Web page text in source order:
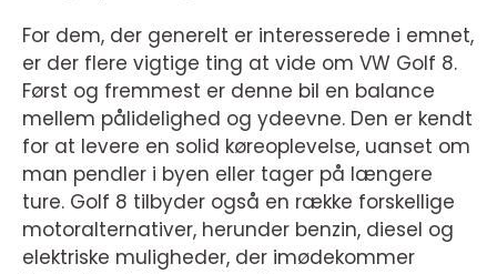
For dem, der generelt er interesserede i emnet,
er der flere vigtige ting at vide om VW Golf 8.
Først og fremmest er denne bil en balance
mellem pålidelighed og ydeevne. Den er kendt
for at levere en solid køreoplevelse, uanset om
man pendler i byen eller tager på længere
ture. Golf 8 tilbyder også en række forskellige
motoralternativer, herunder benzin, diesel og
elektriske muligheder, der imødekommer